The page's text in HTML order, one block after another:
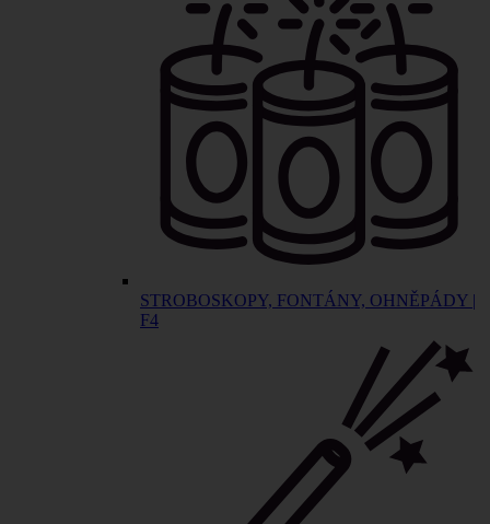
STROBOSKOPY, FONTÁNY, OHNĚPÁDY |
F4